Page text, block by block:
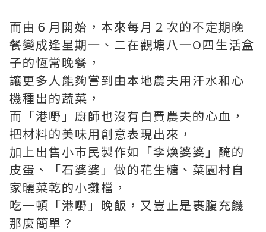
而由６月開始，本來每月２次的不定期晚
餐變成逢星期一、二在觀塘八一O四生活盒
子的恆常晚餐，
讓更多人能夠嘗到由本地農夫用汗水和心
機種出的蔬菜，
而「港嘢」廚師也沒有白費農夫的心血，
把材料的美味用創意表現出來，
加上出售小市民製作如「李煥婆婆」醃的
皮蛋、「石婆婆」做的花生糖、菜園村自
家曬菜乾的小攤檔，
吃一頓「港嘢」晚飯，又豈止是裹腹充饑
那麼簡單？